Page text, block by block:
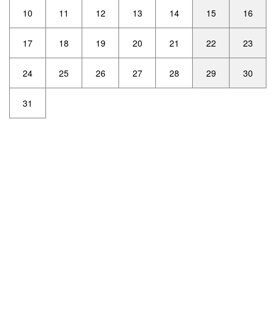
10 11 12 13 14 15 16
17 18 19 20 21 22 23
24 25 26 27 28 29 30
31